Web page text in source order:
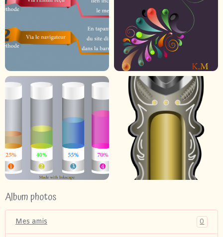
Album photos
Mes amis 0